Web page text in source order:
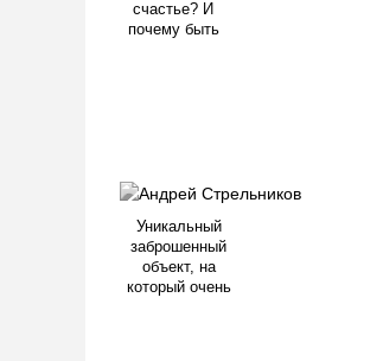
счастье? И
почему быть
Уникальный
заброшенный
объект, на
который очень